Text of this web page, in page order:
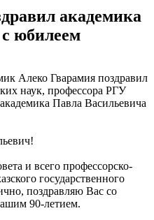
академика
юбилеем
Алеко Гварамия поздравил
наук, профессора РГУ
Павла Васильевича
и всего профессорско-
государственного
поздравляю Вас со
90-летием.